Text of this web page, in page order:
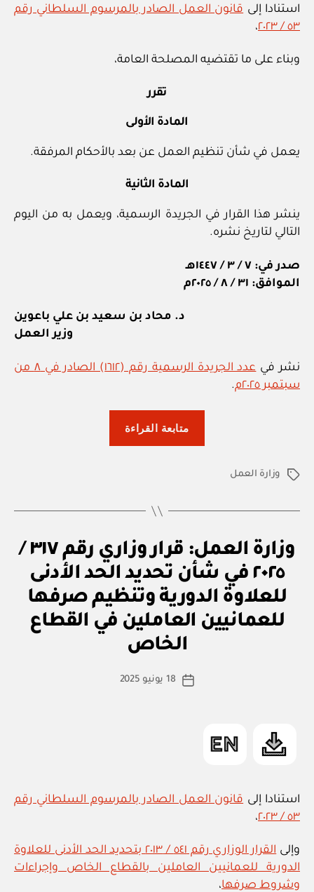
استنادا إلى قانون العمل الصادر بالمرسوم السلطاني رقم
٥٣ / ٢٠٢٣
،
وبناء على ما تقتضيه المصلحة العامة،
تقرر
المادة الأولى
يعمل في شأن تنظيم العمل عن بعد بالأحكام المرفقة.
المادة الثانية
ينشر هذا القرار في الجريدة الرسمية، ويعمل به من اليوم
التالي لتاريخ نشره.
صدر في: ٧ / ٣ / ١٤٤٧هـ
الموافق: ٣١ / ٨ / ٢٠٢٥م
د. محاد بن سعيد بن علي باعوين
وزير العمل
نشر في
عدد الجريدة الرسمية رقم (١٦١٢) الصادر في ٨ من
سبتمبر ٢٠٢٥م
.
متابعة القراءة
٥٢٣
٢٠٢٥
في
شأن
تنظيم
العمل
الوسوموزارة العمل
التصنيفات
وزارة العمل: قرار وزاري رقم ٣١٧ /
٢٠٢٥ في شأن تحديد الحد الأدنى
للعلاوة الدورية وتنظيم صرفها
للعمانيين العاملين في القطاع
الخاص
كاتب
بو
س
ة
تاريخ
18 يونيو 2025
استنادا إلى قانون العمل الصادر بالمرسوم السلطاني رقم
٥٣ / ٢٠٢٣
،
وإلى
القرار الوزاري رقم ٥٤١ / ٢٠١٣ بتحديد الحد الأدنى للعلاوة
الدورية للعمانيين العاملين بالقطاع الخاص وإجراءات
وشروط صرفها،